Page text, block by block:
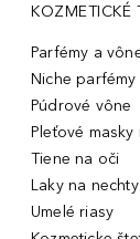
KOZMETICKÉ
Parfémy a
Niche parfémy
Púdrové vône
Pleťové masky
Tiene na oči
Laky na nechty
Umelé riasy